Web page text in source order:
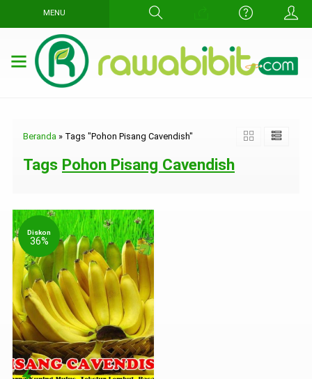
MENU
Beranda » Tags "Pohon Pisang Cavendish"
Tags Pohon Pisang Cavendish
Diskon
36%